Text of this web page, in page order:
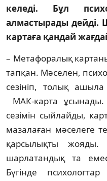
келеді. Бұл
алмастырады
картаға қандай
– Метафоралық
тапқан. Мәселен,
сезініп, толық
МАК-карта ұсы­нады.
сезімін сый­лайды,
ма­­­­залаған мәселеге
қарсылықты
шарлатандық та
Бүгінде